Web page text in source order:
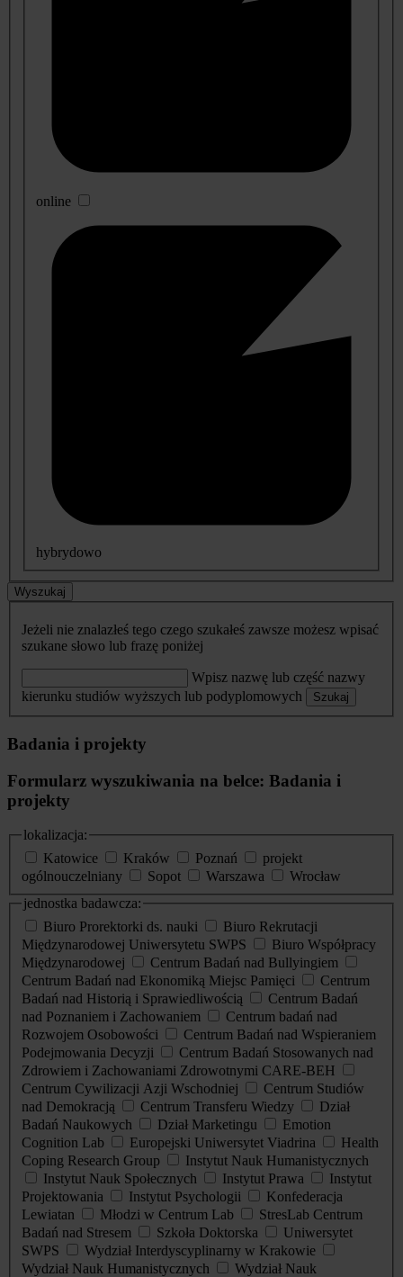
online
hybrydowo
Wyszukaj
Jeżeli nie znalazłeś tego czego szukałeś zawsze możesz wpisać
szukane słowo lub frazę poniżej
Wpisz nazwę lub część nazwy
kierunku studiów wyższych lub podyplomowych
Szukaj
Badania i projekty
Formularz wyszukiwania na belce: Badania i
projekty
lokalizacja:
Katowice
Kraków Poznań
projekt
ogólnouczelniany
Sopot Warszawa
Wrocław
jednostka badawcza:
Biuro Prorektorki ds. nauki
Biuro Rekrutacji
Międzynarodowej Uniwersytetu SWPS
Biuro Współpracy
Międzynarodowej
Centrum Badań nad Bullyingiem
Centrum Badań nad Ekonomiką Miejsc Pamięci
Centrum
Badań nad Historią i Sprawiedliwością
Centrum Badań
nad Poznaniem i Zachowaniem
Centrum badań nad
Rozwojem Osobowości
Centrum Badań nad Wspieraniem
Podejmowania Decyzji
Centrum Badań Stosowanych nad
Zdrowiem i Zachowaniami Zdrowotnymi CARE-BEH
Centrum Cywilizacji Azji Wschodniej
Centrum Studiów
nad Demokracją
Centrum Transferu Wiedzy
Dział
Badań Naukowych
Dział Marketingu
Emotion
Cognition Lab
Europejski Uniwersytet Viadrina
Health
Coping Research Group
Instytut Nauk Humanistycznych
Instytut Nauk Społecznych
Instytut Prawa
Instytut
Projektowania
Instytut Psychologii
Konfederacja
Lewiatan
Młodzi w Centrum Lab
StresLab Centrum
Badań nad Stresem
Szkoła Doktorska
Uniwersytet
SWPS
Wydział Interdyscyplinarny w Krakowie
Wydział Nauk Humanistycznych
Wydział Nauk